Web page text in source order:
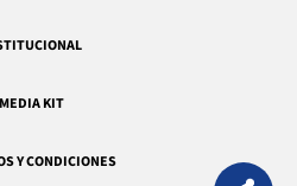
MEDIA KIT
Y CONDICIONES